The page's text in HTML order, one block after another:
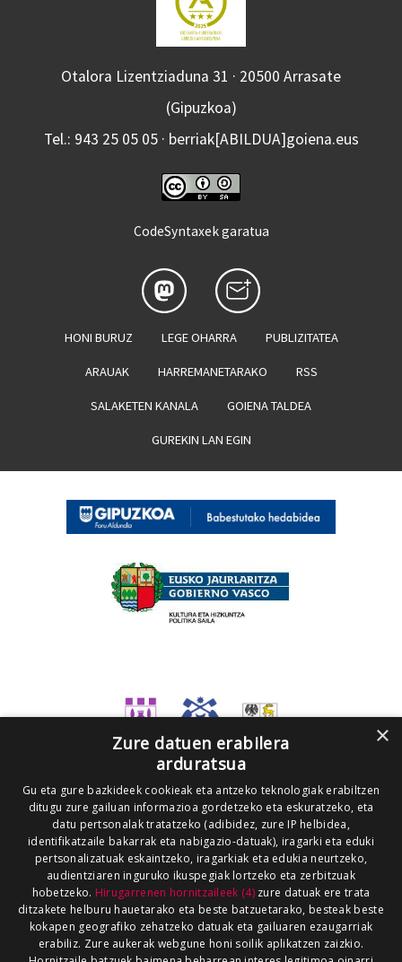
Otalora Lizentziaduna 31 · 20500 Arrasate
(Gipuzkoa)
Tel.: 943 25 05 05 · berriak[ABILDUA]goiena.eus
CodeSyntaxek garatua
HONI BURUZ LEGE OHARRA PUBLIZITATEA
ARAUAK HARREMANETARAKO RSS
SALAKETEN KANALA GOIENA TALDEA
GUREKIN LAN EGIN
×
Zure datuen erabilera
arduratsua
Gu eta gure bazkideek cookieak eta antzeko teknologiak erabiltzen
ditugu zure gailuan informazioa gordetzeko eta eskuratzeko, eta
datu pertsonalak tratatzeko (adibidez, zure IP helbidea,
identifikatzaile bakarrak eta nabigazio-datuak), iragarki eta eduki
pertsonalizatuak eskaintzeko, iragarkiak eta edukia neurtzeko,
audientziaren inguruko ikuspegiak lortzeko eta zerbitzuak
hobetzeko. Hirugarrenen hornitzaileek (4)zure datuak ere trata
ditzakete helburu hauetarako eta beste batzuetarako, besteak beste
kokapen geografiko zehatzeko datuak eta gailuaren ezaugarriak
erabiliz. Zure aukerak webgune honi soilik aplikatzen zaizkio.